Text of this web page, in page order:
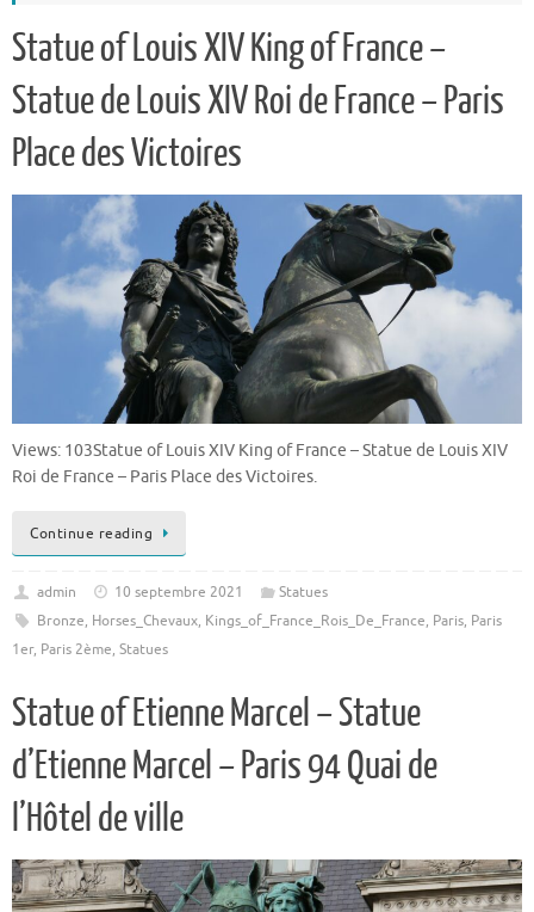
Statue of Louis XIV King of France –
Statue de Louis XIV Roi de France – Paris
Place des Victoires
Views: 103Statue of Louis XIV King of France – Statue de Louis XIV
Roi de France – Paris Place des Victoires.
Continue reading
admin 10 septembre 2021
Statues
Bronze, Horses_Chevaux, Kings_of_France_Rois_De_France, Paris, Paris
1er, Paris 2ème, Statues
Statue of Etienne Marcel – Statue
d’Etienne Marcel – Paris 94 Quai de
l’Hôtel de ville